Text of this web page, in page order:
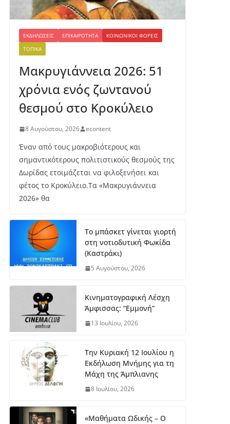
ΕΚΔΗΛΏΣΕΙΣ ΕΠΙΚΑΙΡΌΤΗΤΑ
ΚΟΙΝΩΝΙΚΟΊ ΦΟΡΕΊΣ
ΤΟΠΙΚΆ
Μακρυγιάννεια 2026: 51
χρόνια ενός ζωντανού
θεσμού στο Κροκύλειο
8 Αυγούστου, 2026 econtent
Έναν από τους μακροβιότερους και
σημαντικότερους πολιτιστικούς θεσμούς της
Δωρίδας ετοιμάζεται να φιλοξενήσει και
φέτος το Κροκύλειο.Τα «Μακρυγιάννεια
2026» θα
Το μπάσκετ γίνεται γιορτή
στη νοτιοδυτική Φωκίδα
(Καστράκι)
5 Αυγούστου, 2026
Κινηματογραφική Λέσχη
Άμφισσας: “Εμμονή”
13 Ιουλίου, 2026
Την Κυριακή 12 Ιουλίου η
Εκδήλωση Μνήμης για τη
Μάχη της Άμπλιανης
8 Ιουλίου, 2026
«Μαθήματα Ωδικής – Ο